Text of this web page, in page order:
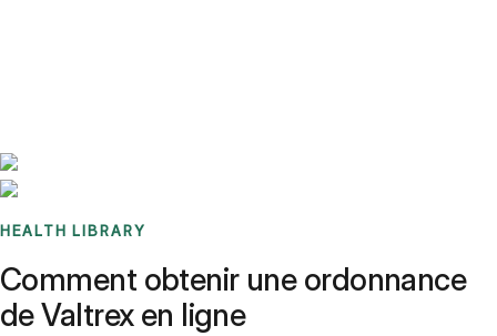
HEALTH LIBRARY
Comment obtenir une ordonnance
de Valtrex en ligne